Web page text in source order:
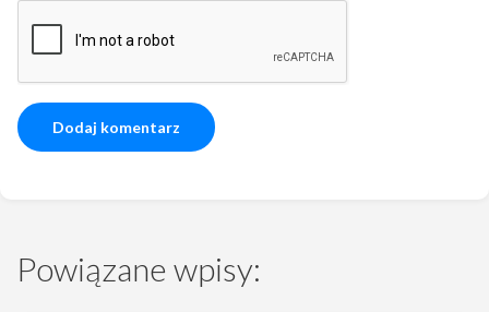
Powiązane wpisy: